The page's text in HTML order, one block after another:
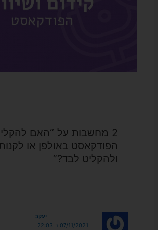
2 מחשבות על “האם
הפודקאסט באולפן או
ולהקליט לבד?”
יעקב
07/11/2021 ב 22:03